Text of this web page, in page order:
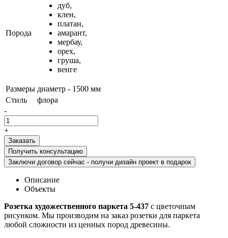
Порода
дуб,
клен,
платан,
амарант,
мербау,
орех,
груша,
венге
Размеры диаметр - 1500 мм
Стиль
флора
-
+
Получить консультацию
Заключи договор сейчас - получи дизайн проект в подарок
Описание
Объекты
Розетка художественного паркета 5-437 с цветочным
рисунком. Мы производим на заказ розетки для паркета
любой сложности из ценных пород древесины.